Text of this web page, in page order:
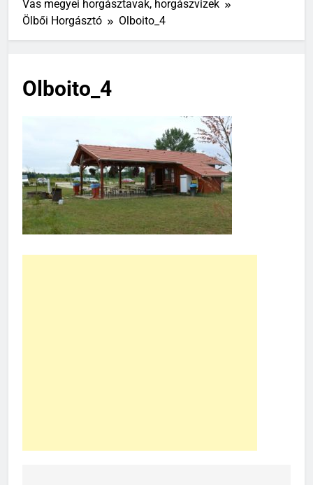
Vas megyei horgásztavak, horgászvizek
Ölbői Horgásztó
Olboito_4
Olboito_4